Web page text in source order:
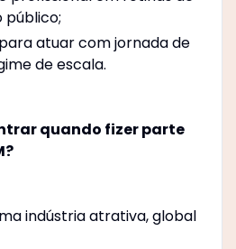
atuar com jornada de
de escala.
quando fizer parte
indústria atrativa, global